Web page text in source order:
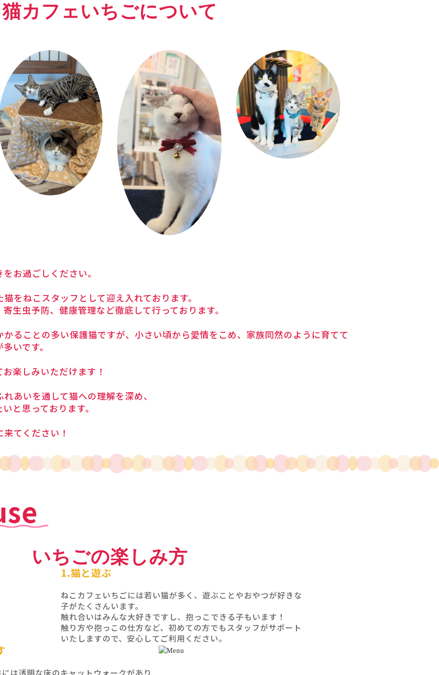
猫カフェいちごについて
お過ごしください。
をねこスタッフとして迎え入れております。
生虫予防、健康管理など徹底して行っております。
ることの多い保護猫ですが、小さい頃から愛情をこめ、家族同然のように育てて
いです。
楽しみいただけます！
あいを通して猫への理解を深め、
と思っております。
てください！
いちごの楽しみ方
1.猫と遊ぶ
ねこカフェいちごには若い猫が多く、遊ぶことやおやつが好きな
子がたくさんいます。
触れ合いはみんな大好きですし、抱っこできる子もいます！
触り方や抱っこの仕方など、初めての方でもスタッフがサポート
いたしますので、安心してご利用ください。
は透明な床のキャットウォークがあり